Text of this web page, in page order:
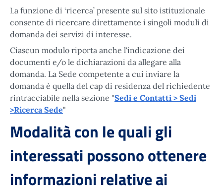
La funzione di ‘ricerca’ presente sul sito istituzionale
consente di ricercare direttamente i singoli moduli di
domanda dei servizi di interesse.
Ciascun modulo riporta anche l'indicazione dei
documenti e/o le dichiarazioni da allegare alla
domanda. La Sede competente a cui inviare la
domanda è quella del cap di residenza del richiedente
rintracciabile nella sezione "Sedi e Contatti > Sedi
>Ricerca Sede"
Modalità con le quali gli
interessati possono ottenere
informazioni relative ai